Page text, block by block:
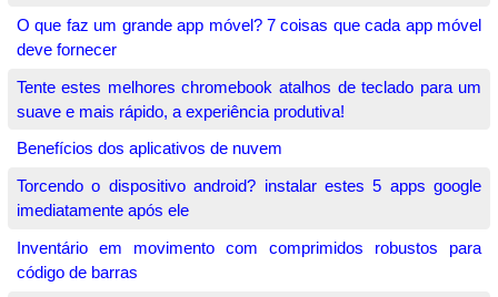
O que faz um grande app móvel? 7 coisas que cada app móvel
deve fornecer
Tente estes melhores chromebook atalhos de teclado para um
suave e mais rápido, a experiência produtiva!
Benefícios dos aplicativos de nuvem
Torcendo o dispositivo android? instalar estes 5 apps google
imediatamente após ele
Inventário em movimento com comprimidos robustos para
código de barras